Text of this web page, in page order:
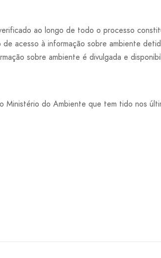
ao longo de todo o processo
acesso à informação sobre ambiente
sobre ambiente é divulgada e
do Ambiente que tem tido nos